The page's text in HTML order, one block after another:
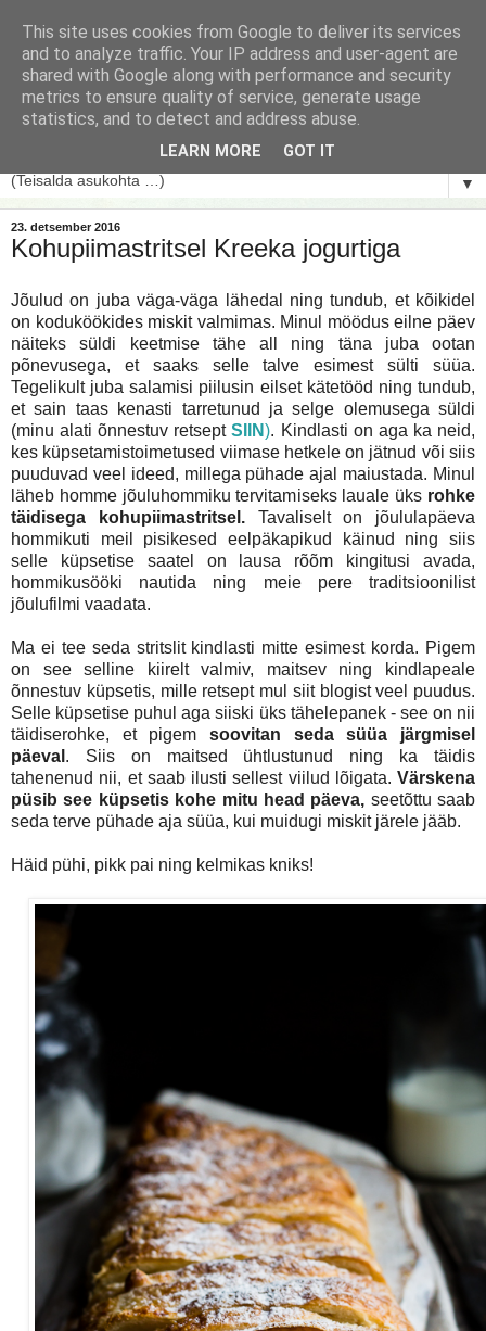
▼
23. detsember 2016
Kohupiimastritsel Kreeka jogurtiga
Jõulud on juba väga-väga lähedal ning tundub, et kõikidel
on koduköökides miskit valmimas. Minul möödus eilne päev
näiteks süldi keetmise tähe all ning täna juba ootan
põnevusega, et saaks selle talve esimest sülti süüa.
Tegelikult juba salamisi piilusin eilset kätetööd ning tundub,
et sain taas kenasti tarretunud ja selge olemusega süldi
(minu alati õnnestuv retseptSIIN). Kindlasti on aga ka neid,
kes küpsetamistoimetused viimase hetkele on jätnud või siis
puuduvad veel ideed, millega pühade ajal maiustada. Minul
läheb homme jõuluhommiku tervitamiseks lauale üks rohke
täidisega kohupiimastritsel.Tavaliselt on jõululapäeva
hommikuti meil pisikesed eelpäkapikud käinud ning siis
selle küpsetise saatel on lausa rõõm kingitusi avada,
hommikusööki nautida ning meie pere traditsioonilist
jõulufilmi vaadata.
Ma ei tee seda stritslit kindlasti mitte esimest korda. Pigem
on see selline kiirelt valmiv, maitsev ning kindlapeale
õnnestuv küpsetis, mille retsept mul siit blogist veel puudus.
Selle küpsetise puhul aga siiski üks tähelepanek - see on nii
täidiserohke, et pigem soovitan seda süüa järgmisel
päeval . Siis on maitsed ühtlustunud ning ka täidis
tahenenud nii, et saab ilusti sellest viilud lõigata. Värskena
püsib see küpsetis kohe mitu head päeva, seetõttu saab
seda terve pühade aja süüa, kui muidugi miskit järele jääb.
Häid pühi, pikk pai ning kelmikas kniks!
This site uses cookies from Google to deliver its services
and to analyze traffic. Your IP address and user-agent are
shared with Google along with performance and security
metrics to ensure quality of service, generate usage
statistics, and to detect and address abuse.
LEARN MORE GOT IT